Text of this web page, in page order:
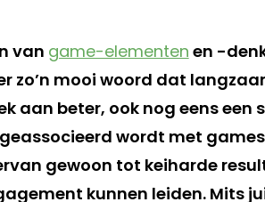
van game-elementen en -
mooi woord dat
aan beter, ook nog eens een
wordt met
gewoon tot keiharde
kunnen leiden. Mits